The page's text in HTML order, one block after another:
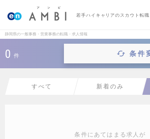
若手ハイキャリアのスカウト転職
静岡県の一般事務・営業事務の転職・求人情報
0 件 条件
すべて 新着のみ
条件にあてはまる求人が